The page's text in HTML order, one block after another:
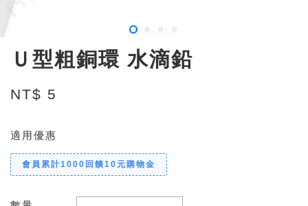
Ｕ型粗銅環 水滴鉛
NT$ 5
適用優惠
會員累計1000回饋10元購物金